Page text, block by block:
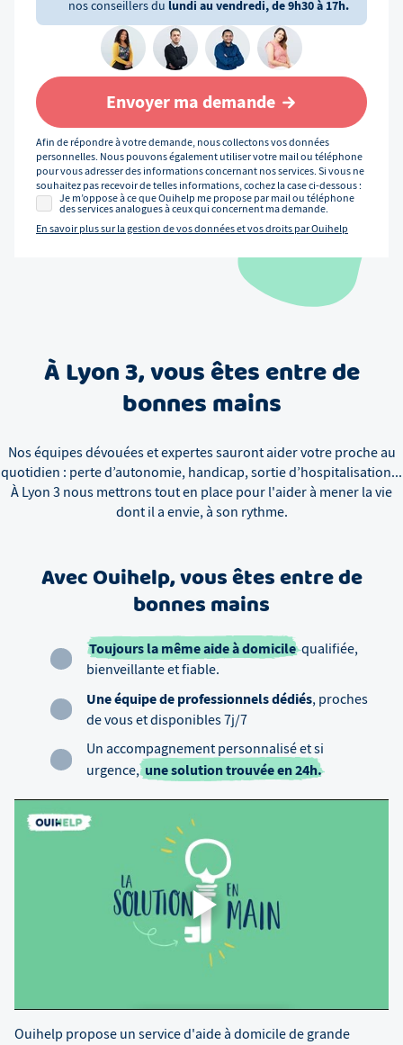
nos conseillers du lundi au vendredi, de 9h30 à 17h.
Envoyer ma demande
Afin de répondre à votre demande, nous collectons vos données
personnelles. Nous pouvons également utiliser votre mail ou téléphone
pour vous adresser des informations concernant nos services. Si vous ne
souhaitez pas recevoir de telles informations, cochez la case ci-dessous :
Je m’oppose à ce que Ouihelp me propose par mail ou téléphone
des services analogues à ceux qui concernent ma demande.
En savoir plus sur la gestion de vos données et vos droits par Ouihelp
ÀLyon 3, vous êtes entre de
bonnes mains
Nos équipes dévouées et expertes sauront aider votre proche au
quotidien : perte d’autonomie, handicap, sortie d’hospitalisation...
À Lyon 3 nous mettrons tout en place pour l'aider à mener la vie
dont il a envie, à son rythme.
Avec Ouihelp, vous êtes entre de
bonnes mains
Toujours la même aide à domicilequalifiée,
bienveillante et fiable.
Une équipe de professionnels dédiés, proches
de vous et disponibles 7j/7
Un accompagnement personnalisé et si
urgence,une solution trouvée en 24h.
Ouihelp propose un service d'aide à domicile de grande